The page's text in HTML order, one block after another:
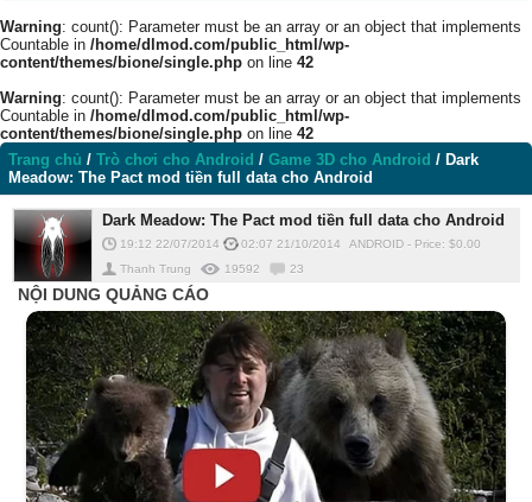
Warning: count(): Parameter must be an array or an object that implements
Countable in /home/dlmod.com/public_html/wp-
content/themes/bione/single.php on line 42
Warning: count(): Parameter must be an array or an object that implements
Countable in /home/dlmod.com/public_html/wp-
content/themes/bione/single.php on line 42
Trang chủ / Trò chơi cho Android / Game 3D cho Android / Dark
Meadow: The Pact mod tiền full data cho Android
Dark Meadow: The Pact mod tiền full data cho Android
19:12 22/07/2014 02:07 21/10/2014 ANDROID - Price: $0.00
Thanh Trung
19592 23